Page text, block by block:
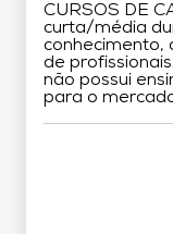
CURSOS DE
curta/média
conhecimento,
de
não possui
para o